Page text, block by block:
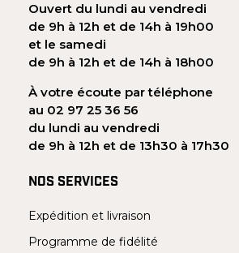
Ouvert du lundi au vendredi
de 9h à 12h et de 14h à 19h00
et le samedi
de 9h à 12h et de 14h à 18h00
À votre écoute par téléphone
au 02 97 25 36 56
du lundi au vendredi
de 9h à 12h et de 13h30 à 17h30
NOS SERVICES
Expédition et livraison
Programme de fidélité